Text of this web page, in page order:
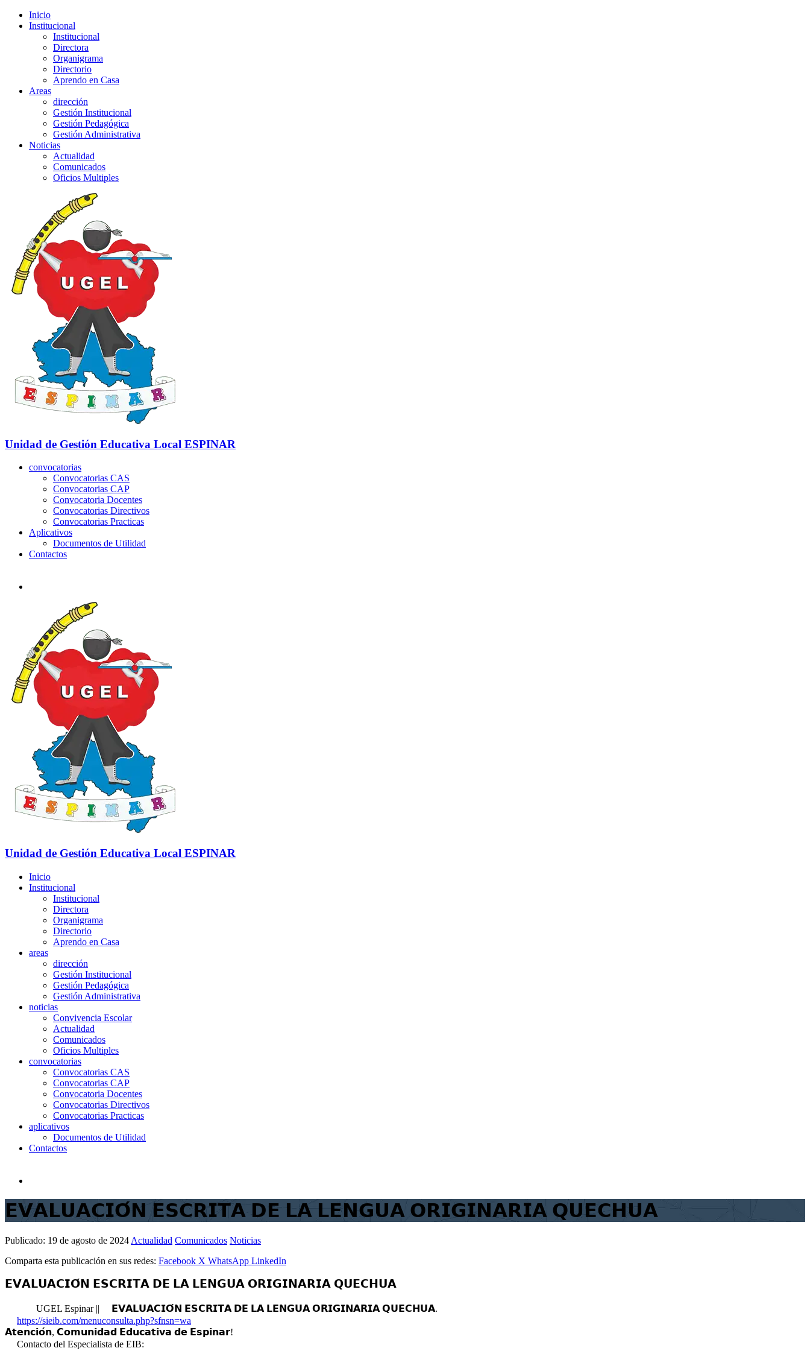
Inicio
Institucional
Institucional
Directora
Organigrama
Directorio
Aprendo en Casa
Areas
dirección
Gestión Institucional
Gestión Pedagógica
Gestión Administrativa
Noticias
Actualidad
Comunicados
Oficios Multiples
Unidad de Gestión Educativa Local ESPINAR
convocatorias
Convocatorias CAS
Convocatorias CAP
Convocatoria Docentes
Convocatorias Directivos
Convocatorias Practicas
Aplicativos
Documentos de Utilidad
Contactos
Unidad de Gestión Educativa Local ESPINAR
Inicio
Institucional
Institucional
Directora
Organigrama
Directorio
Aprendo en Casa
areas
dirección
Gestión Institucional
Gestión Pedagógica
Gestión Administrativa
noticias
Convivencia Escolar
Actualidad
Comunicados
Oficios Multiples
convocatorias
Convocatorias CAS
Convocatorias CAP
Convocatoria Docentes
Convocatorias Directivos
Convocatorias Practicas
aplicativos
Documentos de Utilidad
Contactos
𝗘𝗩𝗔𝗟𝗨𝗔𝗖𝗜𝗢́𝗡 𝗘𝗦𝗖𝗥𝗜𝗧𝗔 𝗗𝗘 𝗟𝗔 𝗟𝗘𝗡𝗚𝗨𝗔 𝗢𝗥𝗜𝗚𝗜𝗡𝗔𝗥𝗜𝗔 𝗤𝗨𝗘𝗖𝗛𝗨𝗔
Publicado: 19 de agosto de 2024 Actualidad Comunicados Noticias
Comparta esta publicación en sus redes: Facebook X WhatsApp LinkedIn
𝗘𝗩𝗔𝗟𝗨𝗔𝗖𝗜𝗢́𝗡 𝗘𝗦𝗖𝗥𝗜𝗧𝗔 𝗗𝗘 𝗟𝗔 𝗟𝗘𝗡𝗚𝗨𝗔 𝗢𝗥𝗜𝗚𝗜𝗡𝗔𝗥𝗜𝗔 𝗤𝗨𝗘𝗖𝗛𝗨𝗔
UGEL Espinar ||
𝗘𝗩𝗔𝗟𝗨𝗔𝗖𝗜𝗢́𝗡 𝗘𝗦𝗖𝗥𝗜𝗧𝗔 𝗗𝗘 𝗟𝗔 𝗟𝗘𝗡𝗚𝗨𝗔 𝗢𝗥𝗜𝗚𝗜𝗡𝗔𝗥𝗜𝗔 𝗤𝗨𝗘𝗖𝗛𝗨𝗔.
https://sieib.com/menuconsulta.php?sfnsn=wa
𝗔𝘁𝗲𝗻𝗰𝗶𝗼́𝗻, 𝗖𝗼𝗺𝘂𝗻𝗶𝗱𝗮𝗱 𝗘𝗱𝘂𝗰𝗮𝘁𝗶𝘃𝗮 𝗱𝗲 𝗘𝘀𝗽𝗶𝗻𝗮𝗿!
Contacto del Especialista de EIB: